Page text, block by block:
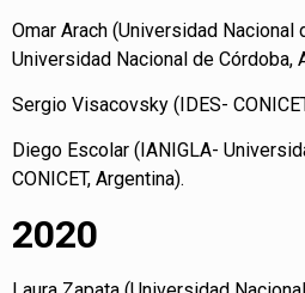
Omar Arach (Universidad
Universidad Nacional de Córdoba,
Sergio Visacovsky (IDES-
Diego Escolar (IANIGLA-
CONICET, Argentina).
2020